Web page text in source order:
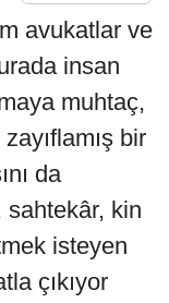
avukatlar ve
insan
muhtaç,
bir
da
sahtekâr, kin
isteyen
çıkıyor